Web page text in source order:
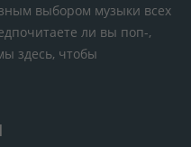
выбором музыки всех
ли вы поп-,
здесь, чтобы